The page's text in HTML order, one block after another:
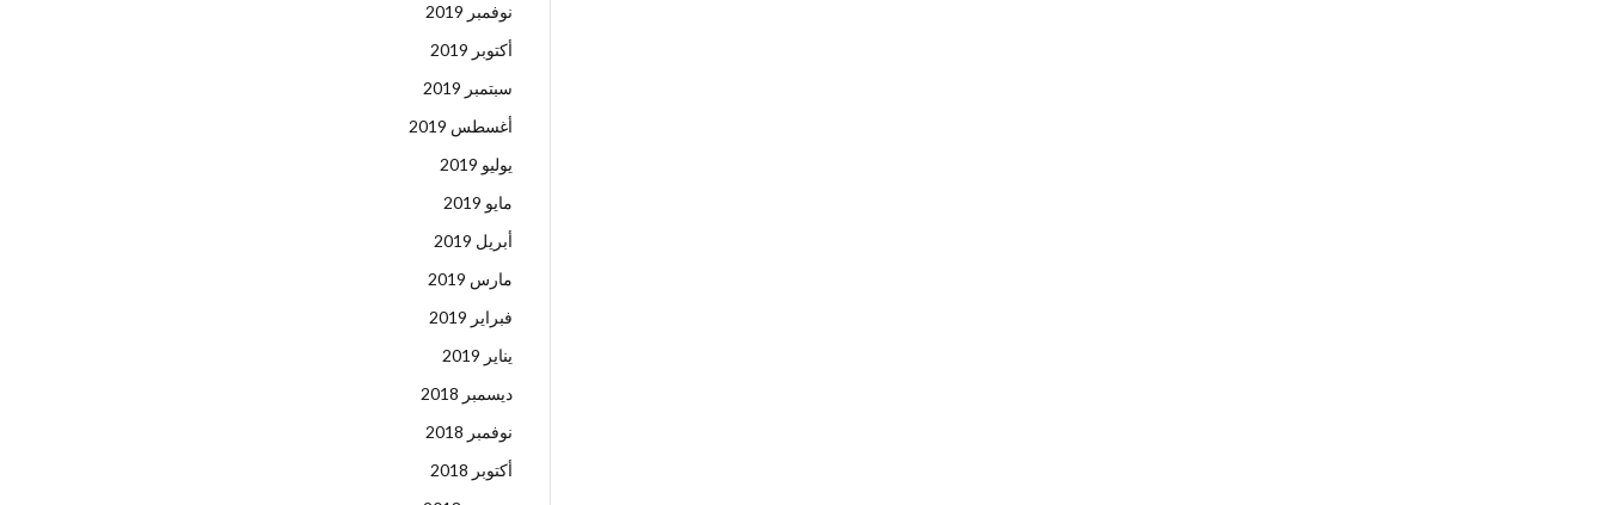
نوفمبر 2019
أكتوبر 2019
سبتمبر 2019
أغسطس 2019
يوليو 2019
مايو 2019
أبريل 2019
مارس 2019
فبراير 2019
يناير 2019
ديسمبر 2018
نوفمبر 2018
أكتوبر 2018